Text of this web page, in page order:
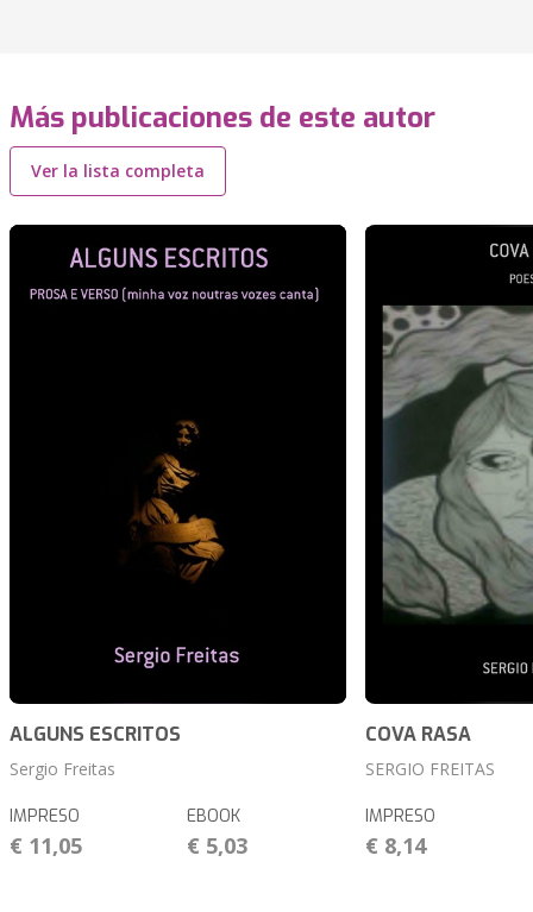
Más publicaciones de este autor
Ver la lista completa
ALGUNS ESCRITOS
Sergio Freitas
IMPRESO
€ 11,05
EBOOK
€ 5,03
COVA RASA
SERGIO FREITAS
IMPRESO
€ 8,14